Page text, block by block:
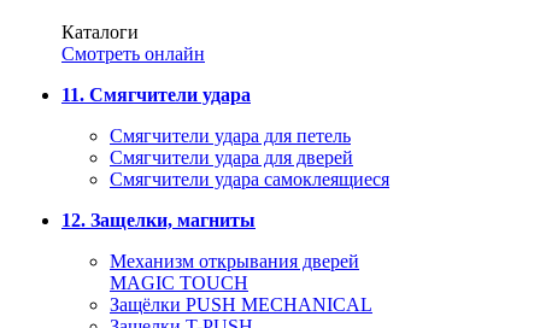
Каталоги
Смотреть онлайн
11. Смягчители удара
Смягчители удара для петель
Смягчители удара для дверей
Cмягчители удара самоклеящиеся
12. Защелки, магниты
Механизм открывания дверей
MAGIC TOUCH
Защёлки PUSH MECHANICAL